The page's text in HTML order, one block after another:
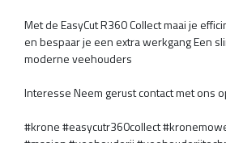
Met de EasyCut R360 Collect maai je
en bespaar je een extra werkgang Een
moderne veehouders
Interesse Neem gerust contact met ons
#krone #easycutr360collect